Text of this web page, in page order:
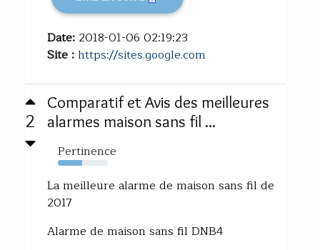
Date: 2018-01-06 02:19:23
Site :https://sites.google.com
2
Comparatif et Avis des meilleures
alarmes maison sans fil ...
Pertinence
49%
La meilleure alarme de maison sans fil de
2017
Alarme de maison sans fil DNB4